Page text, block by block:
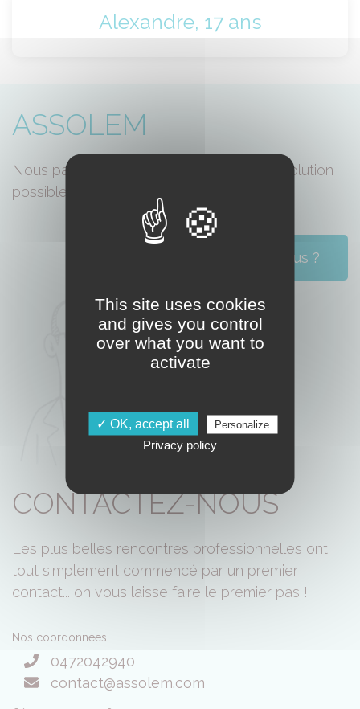
Alexandre, 17 ans
ASSOLEM
Nous partageons l'idée qu'il n'y a pas d'évolution
possible sans liberté d'essayer.
Qui sommes-nous ?
CONTACTEZ-NOUS
Les plus belles rencontres professionnelles ont
tout simplement commencé par un premier
contact... on vous laisse faire le premier pas !
Nos coordonnées
0472042940
contact@assolem.com
This site uses cookies
and gives you control
over what you want to
activate
✓ OK, accept all Personalize
Privacy policy